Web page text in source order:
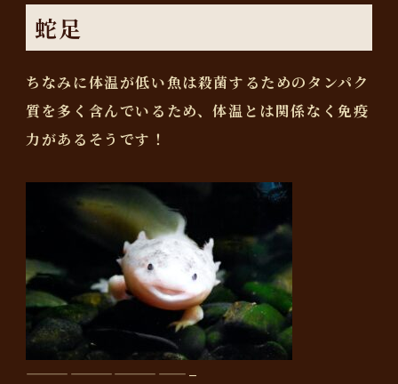
蛇足
ちなみに体温が低い魚は殺菌するためのタンパク
質を多く含んでいるため、体温とは関係なく免疫
力があるそうです！
———————————–